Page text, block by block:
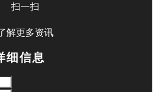
扫一扫
解更多资讯
细信息